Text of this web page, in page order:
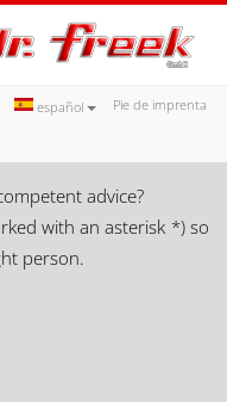
Pie de imprenta
español
advice?
with an asterisk *) so
person.